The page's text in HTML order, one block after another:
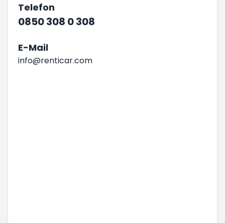
Telefon
0850 308 0 308
E-Mail
info@renticar.com